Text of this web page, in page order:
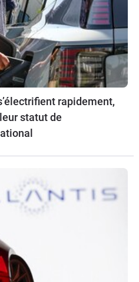
rapidement,
statut de